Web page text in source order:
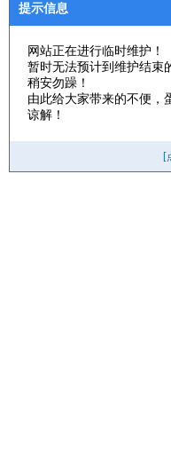
提示信息
网站正在进行临时维护！
暂时无法预计到维护结束
稍安勿躁！
由此给大家带来的不便，
谅解！
[